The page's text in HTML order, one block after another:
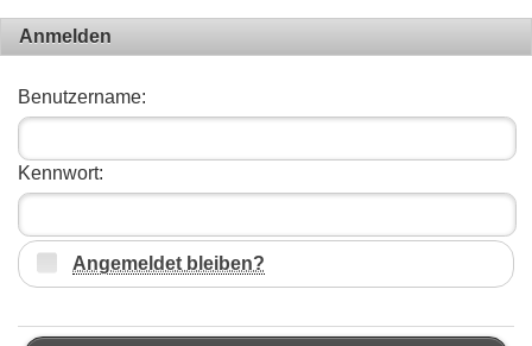
Anmelden
Benutzername:
Kennwort:
Angemeldet bleiben?